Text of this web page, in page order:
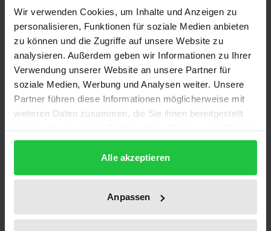
Wir verwenden Cookies, um Inhalte und Anzeigen zu
personalisieren, Funktionen für soziale Medien anbieten
zu können und die Zugriffe auf unsere Website zu
analysieren. Außerdem geben wir Informationen zu Ihrer
Verwendung unserer Website an unsere Partner für
soziale Medien, Werbung und Analysen weiter. Unsere
Partner führen diese Informationen möglicherweise mit
weiteren Daten zusammen, die Sie ihnen bereitgestellt
gesammelt haben.
Alle akzeptieren
Anpassen
deutsche Exportwirtschaft. Durch weitere
Markterfolge in Asien kann die deutsche Wirtschaft
ihre Abhängigkeit von den traditionellen
Absatzmärkten verringern. Gerade die klassischen
Exportbranchen haben die Investitionsgüter zu
bieten, die in den kommenden Jahren von den
Emerging Markets nachgefragt werden. Dennoch
Im Mittelpunkt der Studie stehen vor diesem
Hintergrund die Erfahrungen deutscher
Unternehmen in Asien. In ausführlichen Fallstudien-
Darstellungen werden deren Probleme bei der